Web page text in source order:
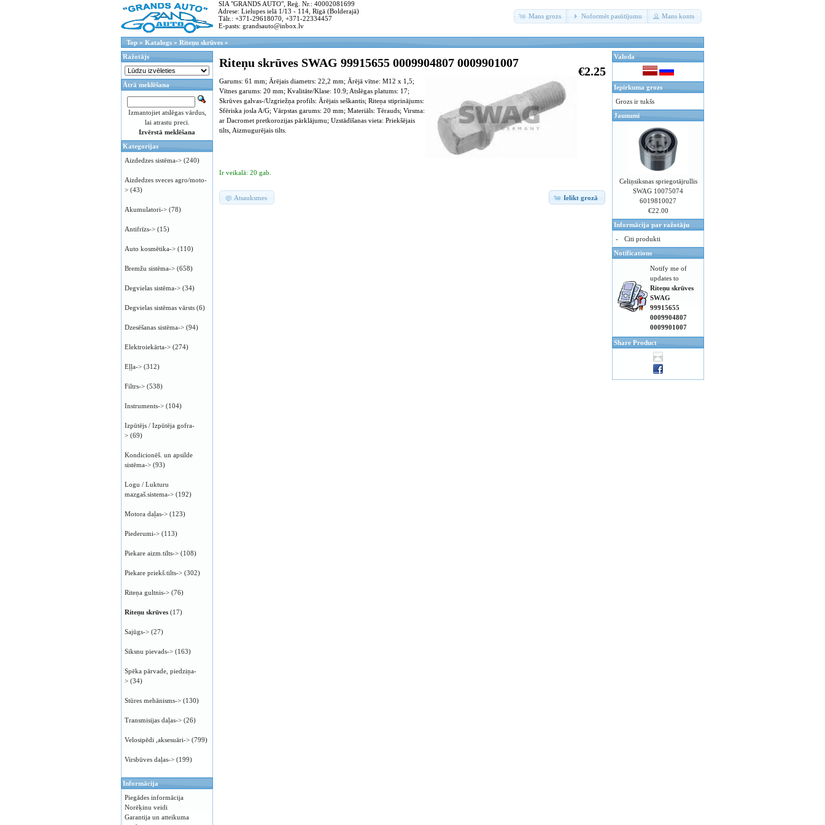
Mans grozs Noformēt pasūtījumu Mans konts
SIA "GRANDS AUTO", Reģ. Nr.: 40002081699
Adrese: Lielupes ielā 1/13 - 114, Rīgā (Bolderajā)
Tālr.: +371-29618070, +371-22334457
E-pasts: grandsauto@inbox.lv
Top » Katalogs » Riteņu skrūves »
€2.25
Riteņu skrūves SWAG 99915655 0009904807 0009901007
Garums: 61 mm; Ārējais diametrs: 22,2 mm; Ārējā vītne: M12 x 1,5;
Vītnes garums: 20 mm; Kvalitāte/Klase: 10.9; Atslēgas platums: 17;
Skrūves galvas-/Uzgriežņa profils: Ārējais seškantis; Riteņa stiprinājums:
Sfēriska josla A/G; Vārpstas garums: 20 mm; Materiāls: Tērauds; Virsma:
ar Dacromet pretkorozijas pārklājumu; Uzstādīšanas vieta: Priekšējais
tilts, Aizmugurējais tilts.
Ir veikalā: 20 gab.
Ielikt grozā
Atsauksmes
Ražotājs
Ātrā meklēšana
Izmantojiet atslēgas vārdus,
lai atrastu preci.
Izvērstā meklēšana
Kategorijas
Aizdedzes sistēma-> (240)
Aizdedzes sveces agro/moto-
> (43)
Akumulatori-> (78)
Antifrīzs-> (15)
Auto kosmētika-> (110)
Bremžu sistēma-> (658)
Degvielas sistēma-> (34)
Degvielas sistēmas vārsts (6)
Dzesēšanas sistēma-> (94)
Elektroiekārta-> (274)
Eļļa-> (312)
Filtrs-> (538)
Instruments-> (104)
Izpūtējs / Izpūtēja gofra-
> (69)
Kondicionēš. un apsilde
sistēma-> (93)
Logu / Lukturu
mazgaš.sistema-> (192)
Motora daļas-> (123)
Piederumi-> (113)
Piekare aizm.tilts-> (108)
Piekare priekš.tilts-> (302)
Riteņa gultnis-> (76)
Riteņu skrūves (17)
Sajūgs-> (27)
Siksnu pievads-> (163)
Spēka pārvade, piedziņa-
> (34)
Stūres mehānisms-> (130)
Transmisijas daļas-> (26)
Velosipēdi ,aksesuāri-> (799)
Virsbūves daļas-> (199)
Informācija
Piegādes informācija
Norēķinu veidi
Garantija un atteikuma
Valoda
Iepirkuma grozs
Grozs ir tukšs
Jaunumi
Celiņsiksnas spriegotājrullis
SWAG 10075074
6019810027
€22.00
Informācija par ražotāju
-
Citi produkti
Notifications
Notify me of
updates to
Riteņu skrūves
SWAG
99915655
0009904807
0009901007
Share Product